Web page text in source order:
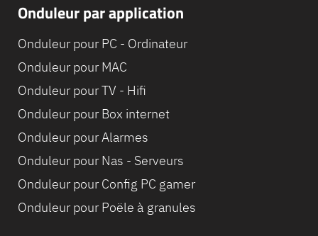
Onduleur par application
Onduleur pour PC - Ordinateur
Onduleur pour MAC
Onduleur pour TV - Hifi
Onduleur pour Box internet
Onduleur pour Alarmes
Onduleur pour Nas - Serveurs
Onduleur pour Config PC gamer
Onduleur pour Poële à granules